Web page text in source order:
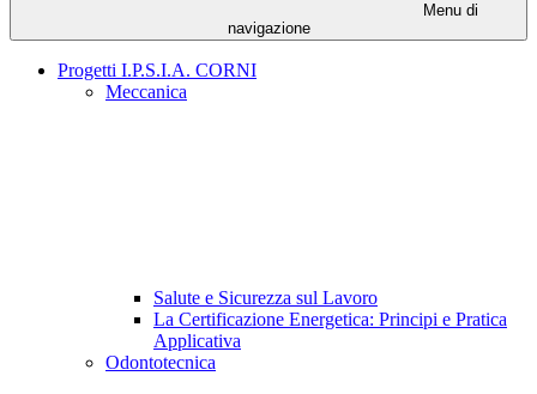
Menu di
navigazione
Progetti I.P.S.I.A. CORNI
Meccanica
Salute e Sicurezza sul Lavoro
La Certificazione Energetica: Principi e Pratica
Applicativa
Odontotecnica